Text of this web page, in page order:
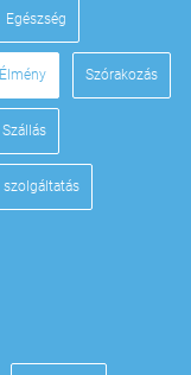
Egészség
Élmény Szórakozás
Szállás
szolgáltatás